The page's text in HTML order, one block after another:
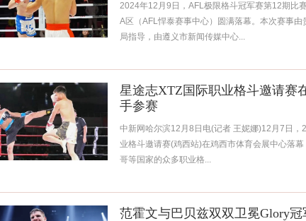
2024年12月9日，AFL极限格斗冠军赛第12期比
A区（AFL悍泰赛事中心）圆满落幕。本次赛事
局指导，由遵义市新闻传媒中心...
星途志XTZ国际职业格斗邀请赛
手参赛
中新网哈尔滨12月8日电(记者 王妮娜)12月7日，
业格斗邀请赛(鸡西站)在鸡西市体育会展中心落
哥等国家的众多职业格...
范霍文与巴贝兹双双卫冕Glory冠